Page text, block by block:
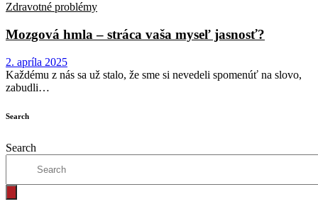
Zdravotné problémy
Mozgová hmla – stráca vaša myseľ jasnosť?
2. apríla 2025
Každému z nás sa už stalo, že sme si nevedeli spomenúť na slovo,
zabudli…
Search
Search